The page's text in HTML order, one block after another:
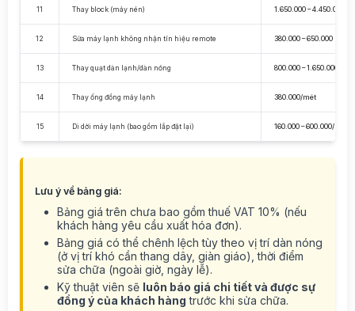
11 Thay block (máy nén) 1.650.000 – 4.450.000
12 Sửa máy lạnh không nhận tín hiệu remote 380.000 – 650.000
13 Thay quạt dàn lạnh/dàn nóng 800.000 – 1.650.000
14 Thay ống đồng máy lạnh 380.000/mét
15 Di dời máy lạnh (bao gồm lắp đặt lại) 160.000 – 600.000/bộ
Lưu ý về bảng giá:
Bảng giá trên chưa bao gồm thuế VAT 10% (nếu
khách hàng yêu cầu xuất hóa đơn).
Bảng giá có thể chênh lệch tùy theo vị trí dàn nóng
(ở vị trí khó cần thang dây, giàn giáo), thời điểm
sửa chữa (ngoài giờ, ngày lễ).
Kỹ thuật viên sẽ luôn báo giá chi tiết và được sự
đồng ý của khách hàng trước khi sửa chữa.